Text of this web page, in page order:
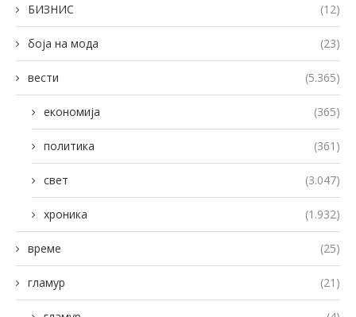
БИЗНИС (12)
боја на мода (23)
вести (5.365)
економија (365)
политика (361)
свет (3.047)
хроника (1.932)
време (25)
гламур (21)